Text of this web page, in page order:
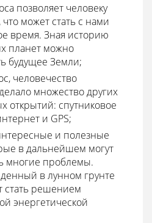
позволяет человеку
может стать с нами
время. Зная историю
планет можно
будущее Земли;
человечество
множество других
открытий: спутниковое
и GPS;
и полезные
в дальнейшем могут
многие проблемы.
в лунном грунте
стать решением
энергетической